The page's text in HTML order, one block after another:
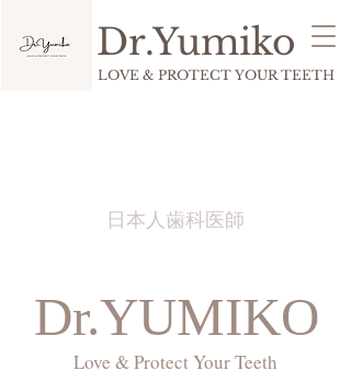
Dr.Yumiko
LOVE & PROTECT YOUR TEETH
日本人歯科医師
Dr.YUMIKO
Love & Protect Your Teeth